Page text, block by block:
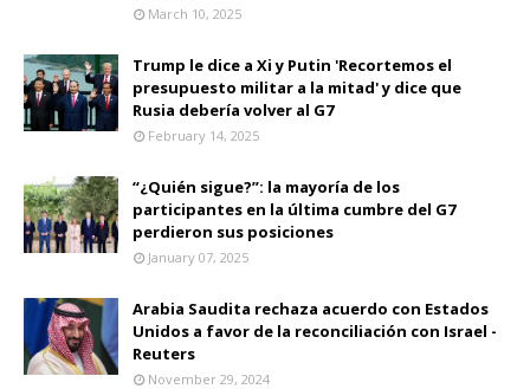
March 10, 2025
Trump le dice a Xi y Putin 'Recortemos el
presupuesto militar a la mitad' y dice que
Rusia debería volver al G7
February 14, 2025
“¿Quién sigue?”: la mayoría de los
participantes en la última cumbre del G7
perdieron sus posiciones
January 07, 2025
Arabia Saudita rechaza acuerdo con Estados
Unidos a favor de la reconciliación con Israel -
Reuters
November 29, 2024